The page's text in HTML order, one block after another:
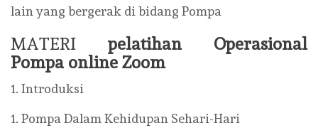
lain yang bergerak di bidang Pompa
MATERI pelatihan Operasional
Pompa online Zoom
1. Introduksi
1. Pompa Dalam Kehidupan Sehari-Hari